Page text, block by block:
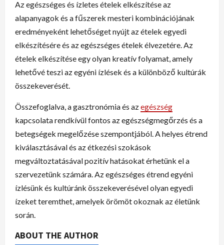
Az egészséges és ízletes ételek elkészítése az
alapanyagok és a fűszerek mesteri kombinációjának
eredményeként lehetőséget nyújt az ételek egyedi
elkészítésére és az egészséges ételek élvezetére. Az
ételek elkészítése egy olyan kreatív folyamat, amely
lehetővé teszi az egyéni ízlések és a különböző kultúrák
összekeverését.
Összefoglalva, a gasztronómia és azegészség
kapcsolata rendkívül fontos az egészségmegőrzés és a
betegségek megelőzése szempontjából. A helyes étrend
kiválasztásával és az étkezési szokások
megváltoztatásával pozitív hatásokat érhetünk el a
szervezetünk számára. Az egészséges étrend egyéni
ízlésünk és kultúránk összekeverésével olyan egyedi
ízeket teremthet, amelyek örömöt okoznak az életünk
során.
ABOUT THE AUTHOR